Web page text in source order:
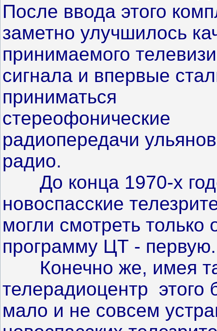
После ввода этого
заметно улучшилось
принимаемого
сигнала и впервые
приниматься
стереофонические
радиопередачи
радио.
До конца 1970-х
новоспасские
могли смотреть только
программу ЦТ - первую.
Конечно же, имея
телерадиоцентр этого
мало и не совсем